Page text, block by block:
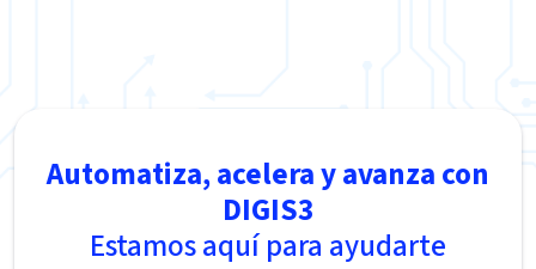
Automatiza, acelera y avanza con
DIGIS3
Estamos aquí para ayudarte